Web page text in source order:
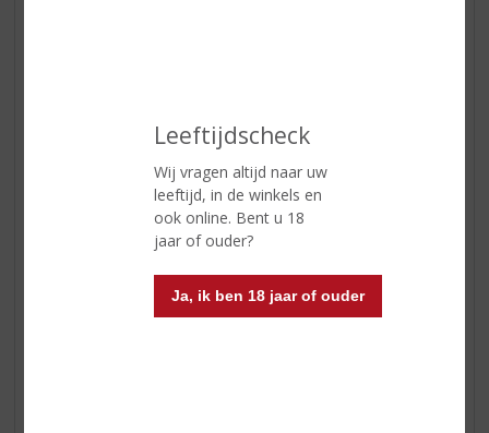
Leeftijdscheck
Wij vragen altijd naar uw
leeftijd, in de winkels en
ook online. Bent u 18
jaar of ouder?
Ja, ik ben 18 jaar of ouder